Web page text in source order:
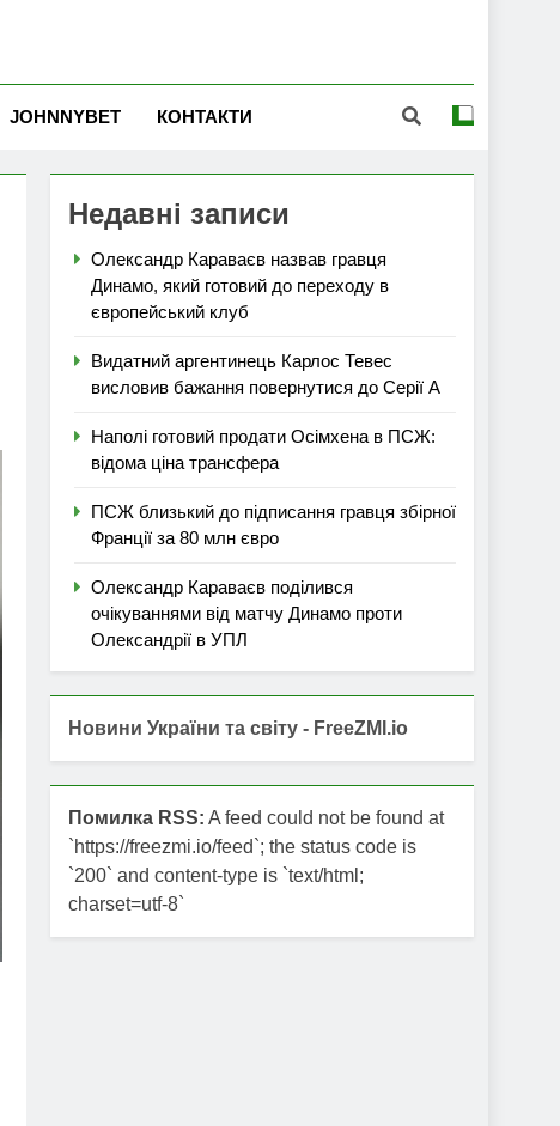
JOHNNYBET КОНТАКТИ
Недавні записи
Олександр Караваєв назвав гравця
Динамо, який готовий до переходу в
європейський клуб
Видатний аргентинець Карлос Тевес
висловив бажання повернутися до Серії А
Наполі готовий продати Осімхена в ПСЖ:
відома ціна трансфера
ПСЖ близький до підписання гравця збірної
Франції за 80 млн євро
Олександр Караваєв поділився
очікуваннями від матчу Динамо проти
Олександрії в УПЛ
Новини України та світу - FreeZMI.io
Помилка RSS: A feed could not be found at
`https://freezmi.io/feed`; the status code is
`200` and content-type is `text/html;
charset=utf-8`